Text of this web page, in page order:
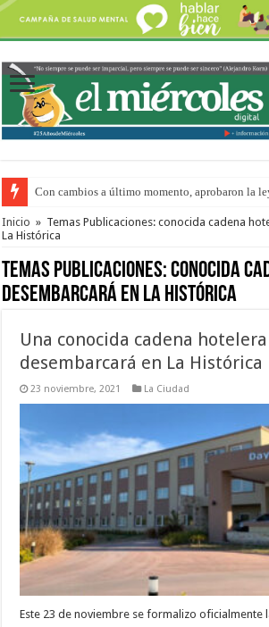
Con cambios a último momento, aprobaron la
Adopción en Entre Ríos: el 35% de los 90
Inicio » Temas Publicaciones: conocida cadena
La Histórica
Temas Publicaciones:conocida
desembarcará en La Histórica
Una conocida cadena hotelera
desembarcará en La Histórica
23 noviembre, 2021 La Ciudad
Este 23 de noviembre se formalizo oficialmente